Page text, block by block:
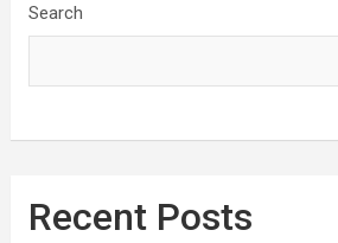
Search
Recent Posts